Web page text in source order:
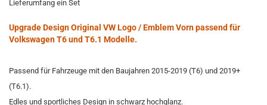
Lieferumfang ein Set
Upgrade Design Original VW Logo / Emblem Vorn passend für
Volkswagen T6 und T6.1 Modelle.
Passend für Fahrzeuge mit den Baujahren 2015-2019 (T6) und 2019+
(T6.1).
Edles und sportliches Design in schwarz hochglanz.